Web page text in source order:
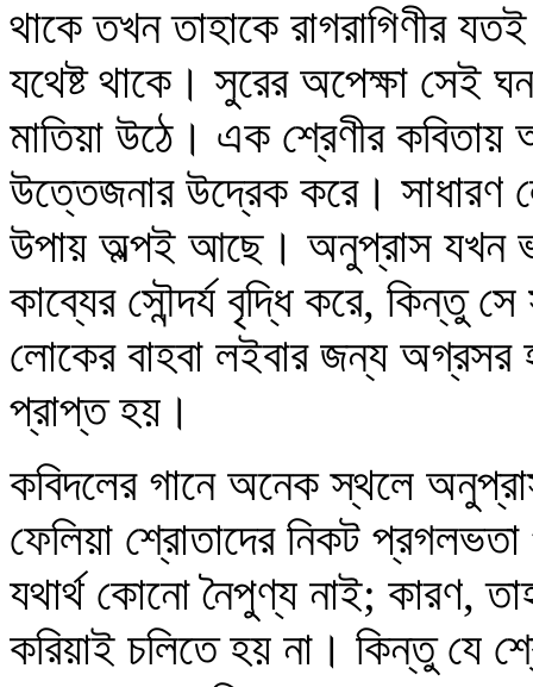
থাকে তখন তাহাকে রাগরাগিণীর
যথেষ্ট থাকে। সুরের অপেক্ষা সেই
মাতিয়া উঠে। এক শ্রেণীর
উত্তেজনার উদ্রেক করে। সাধারণ
উপায় অল্পই আছে। অনুপ্রাস যখন
কাব্যের সৌন্দর্য বৃদ্ধি করে, কিন্তু
লোকের বাহবা লইবার জন্য অগ্রসর
প্রাপ্ত হয়।
কবিদলের গানে অনেক স্থলে
ফেলিয়া শ্রোতাদের নিকট
যথার্থ কোনো নৈপুণ্য নাই; কারণ,
করিয়াই চলিতে হয় না। কিন্তু যে